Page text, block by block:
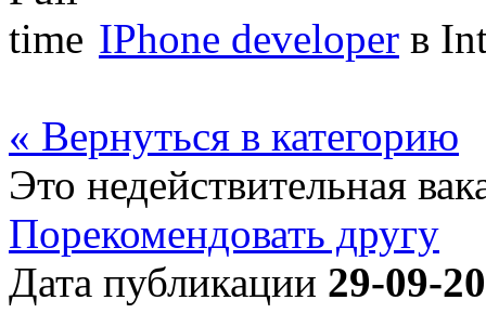
IPhone developer в
« Вернуться в категорию
Это недействительная
Порекомендовать другу
Дата публикации 29-09-